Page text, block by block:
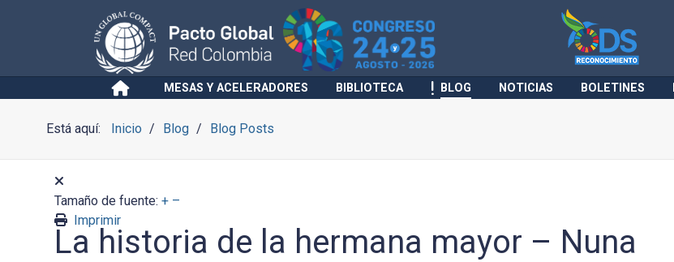
MESAS Y ACELERADORES BIBLIOTECA BLOG NOTICIAS BOLETINES
Está aquí: Inicio Blog Blog Posts
Tamaño de fuente: + –
Imprimir
La historia de la hermana mayor – Nuna